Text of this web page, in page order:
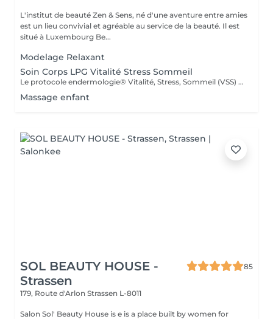
L'institut de beauté Zen & Sens, né d'une aventure entre amies
est un lieu convivial et agréable au service de la beauté. Il est
situé à Luxembourg Be...
Modelage Relaxant
Soin Corps LPG Vitalité Stress Sommeil
Le protocole endermologie® Vitalité, Stress, Sommeil (VSS) réduit significativement le stress, améliore la vitalité et les défenses naturelles, réduit les troubles du sommeil et améliore l'humeur générale. Soin corps réalisé à l'aide du LPG
Massage enfant
SOL BEAUTY HOUSE -
Strassen
85
179, Route d'Arlon Strassen L-8011
Salon Sol' Beauty House is e is a place built by women for